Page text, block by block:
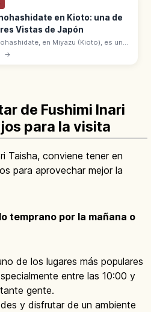
en Kioto: una de
Vistas de Japón
en Miyazu (Kioto), es una
Tres Vistas de Japón con
y Miyajima. Banco de arena de
→
de Fushimi Inari
para la visita
Taisha, conviene tener en
para aprovechar mejor la
temprano por la mañana o
de los lugares más populares
entre las 10:00 y
gente.
y disfrutar de un ambiente